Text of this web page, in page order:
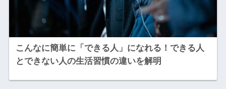
こんなに簡単に「できる人」になれる！できる人
とできない人の生活習慣の違いを解明